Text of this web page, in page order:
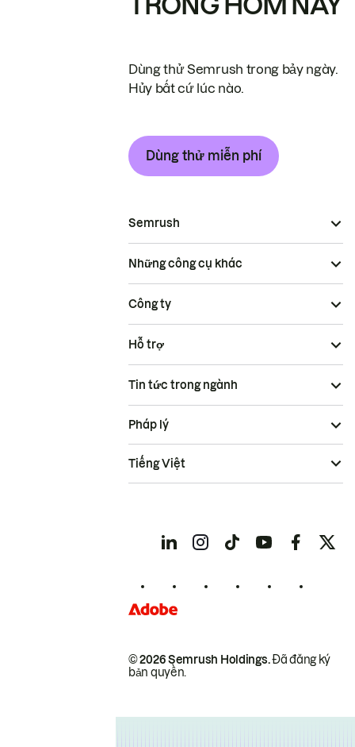
Dùng thử Semrush trong bảy ngày.
Hủy bất cứ lúc nào.
Dùng thử miễn phí
Semrush
Những công cụ khác
Công ty
Hỗ trợ
Tin tức trong ngành
© 2026 Semrush Holdings.Đã đăng ký
bản quyền.
Pháp lý
Tiếng Việt